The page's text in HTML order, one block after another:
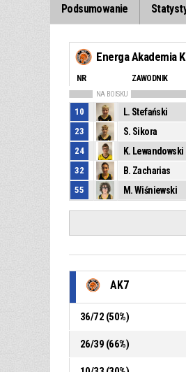
Podsumowanie
Energa Akademia
NR ZAWODNIK
NA BOISKU
10 L. Stefański
23
S. Sikora
24
K. Lewandowski
32
B. Zacharias
55
M. Wiśniewski
AK7
36/72 (50%)
26/39 (66%)